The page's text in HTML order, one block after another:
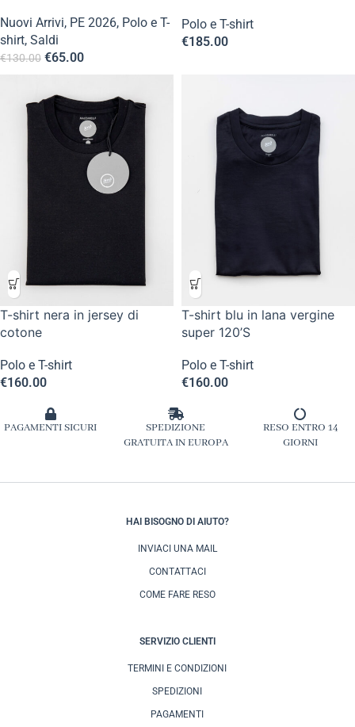
Nuovi Arrivi, PE 2026, Polo e T-
shirt, Saldi
€130.00 €65.00
Polo e T-shirt
€185.00
T-shirt nera in jersey di
cotone
Polo e T-shirt
€160.00
T-shirt blu in lana vergine
super 120’S
Polo e T-shirt
€160.00
PAGAMENTI SICURI
SPEDIZIONE
GRATUITA IN EUROPA
RESO ENTRO 14
GIORNI
HAI BISOGNO DI AIUTO?
INVIACI UNA MAIL
CONTATTACI
COME FARE RESO
SERVIZIO CLIENTI
TERMINI E CONDIZIONI
SPEDIZIONI
PAGAMENTI